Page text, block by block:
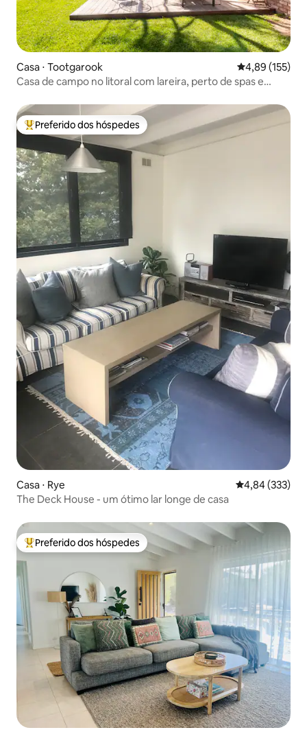
Casa ⋅ Tootgarook 4,89 de uma
4,89 (155)
Casa de campo no litoral com lareira, perto de spas e
Entre os melhores preferidos dos hóspedes
Preferido dos hóspedes
Casa ⋅ Rye 4,84 de uma
4,84 (333)
The Deck House - um ótimo lar longe de casa
Entre os melhores preferidos dos hóspedes
Preferido dos hóspedes